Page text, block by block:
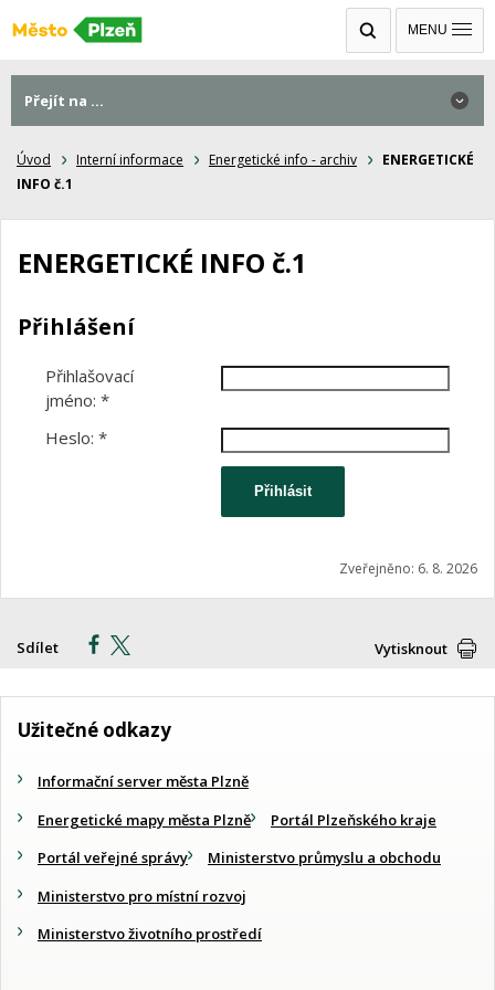
MENU
Úvod Interní informace Energetické info - archiv
ENERGETICKÉ
INFO č.1
ENERGETICKÉ INFO č.1
Přihlášení
Přihlašovací
jméno: *
Heslo: *
Přihlásit
Zveřejněno: 6. 8. 2026
Sdílet Vytisknout
Přejít na ...
Užitečné odkazy
Informační server města Plzně
Energetické mapy města Plzně
Portál Plzeňského kraje
Portál veřejné správy
Ministerstvo průmyslu a obchodu
Ministerstvo pro místní rozvoj
Ministerstvo životního prostředí